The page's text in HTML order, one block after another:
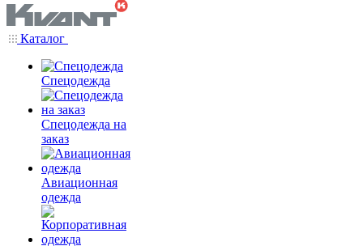
Каталог
Спецодежда
Спецодежда на
заказ
Авиационная
одежда